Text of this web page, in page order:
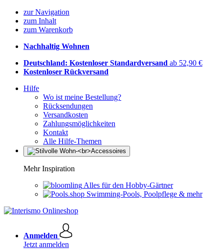
zur Navigation
zum Inhalt
zum Warenkorb
Nachhaltig Wohnen
Deutschland: Kostenloser Standardversand ab 52,90 €
Kostenloser Rückversand
Hilfe
Wo ist meine Bestellung?
Rücksendungen
Versandkosten
Zahlungsmöglichkeiten
Kontakt
Alle Hilfe-Themen
Mehr Inspiration
Alles für den Hobby-Gärtner
Swimming-Pools, Poolpflege & mehr
Anmelden
Jetzt anmelden